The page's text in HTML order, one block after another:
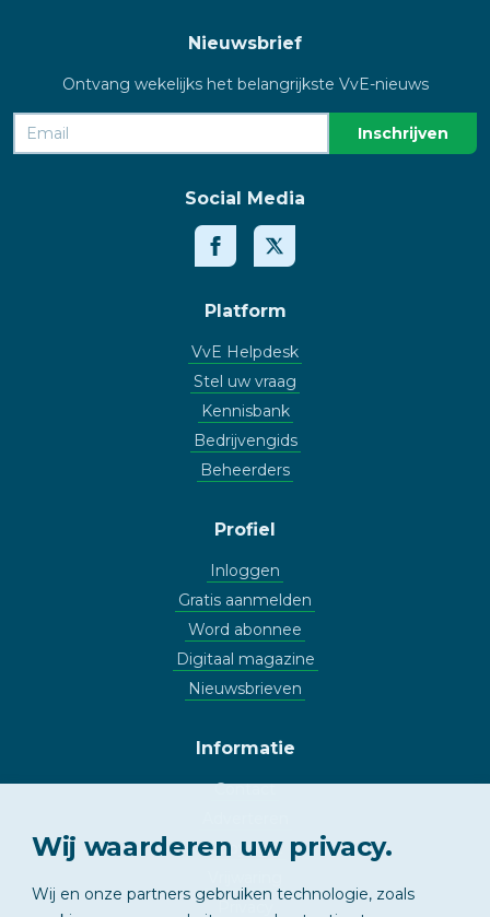
Nieuwsbrief
Ontvang wekelijks het belangrijkste VvE-nieuws
Social Media
Platform
VvE Helpdesk
Stel uw vraag
Kennisbank
Bedrijvengids
Beheerders
Profiel
Inloggen
Gratis aanmelden
Word abonnee
Digitaal magazine
Nieuwsbrieven
Informatie
Contact
Copyright
Wij waarderen uw privacy.
Wij en onze partners gebruiken technologie, zoals